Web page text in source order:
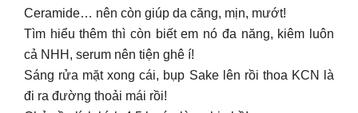
Ceramide… nên còn giúp da căng, mịn, mướt!
Tìm hiểu thêm thì còn biết em nó đa năng, kiêm luôn
cả NHH, serum nên tiện ghê í!
Sáng rửa mặt xong cái, bụp Sake lên rồi thoa KCN là
đi ra đường thoải mái rồi!